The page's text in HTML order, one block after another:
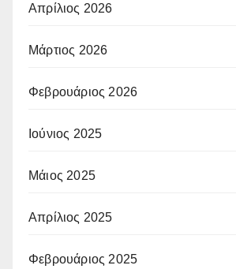
Απρίλιος 2026
Μάρτιος 2026
Φεβρουάριος 2026
Ιούνιος 2025
Μάιος 2025
Απρίλιος 2025
Φεβρουάριος 2025